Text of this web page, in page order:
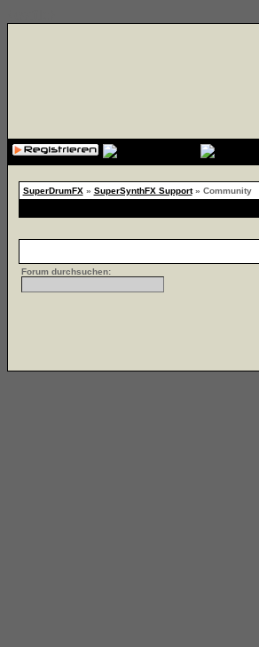
SuperDrumFX» SuperSynthFX Support» Community
Forum durchsuchen: